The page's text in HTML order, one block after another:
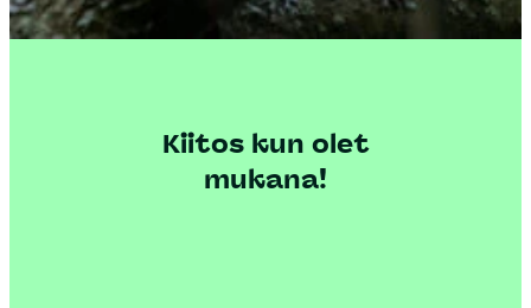
Kiitos kun olet
mukana!